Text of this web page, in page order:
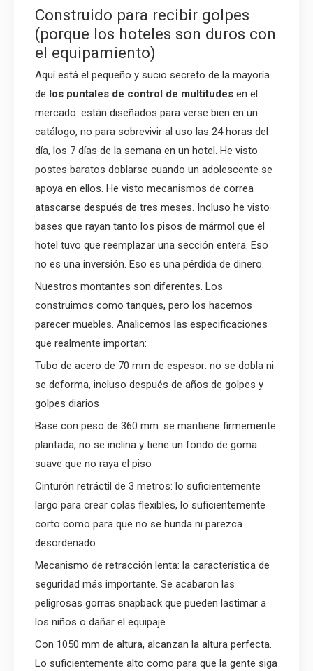
Construido para recibir golpes
(porque los hoteles son duros con
el equipamiento)
Aquí está el pequeño y sucio secreto de la mayoría
de los puntales de control de multitudes en el
mercado: están diseñados para verse bien en un
catálogo, no para sobrevivir al uso las 24 horas del
día, los 7 días de la semana en un hotel. He visto
postes baratos doblarse cuando un adolescente se
apoya en ellos. He visto mecanismos de correa
atascarse después de tres meses. Incluso he visto
bases que rayan tanto los pisos de mármol que el
hotel tuvo que reemplazar una sección entera. Eso
no es una inversión. Eso es una pérdida de dinero.
Nuestros montantes son diferentes. Los
construimos como tanques, pero los hacemos
parecer muebles. Analicemos las especificaciones
que realmente importan:
Tubo de acero de 70 mm de espesor: no se dobla ni
se deforma, incluso después de años de golpes y
golpes diarios
Base con peso de 360 ​​mm: se mantiene firmemente
plantada, no se inclina y tiene un fondo de goma
suave que no raya el piso
Cinturón retráctil de 3 metros: lo suficientemente
largo para crear colas flexibles, lo suficientemente
corto como para que no se hunda ni parezca
desordenado
Mecanismo de retracción lenta: la característica de
seguridad más importante. Se acabaron las
peligrosas gorras snapback que pueden lastimar a
los niños o dañar el equipaje.
Con 1050 mm de altura, alcanzan la altura perfecta.
Lo suficientemente alto como para que la gente siga